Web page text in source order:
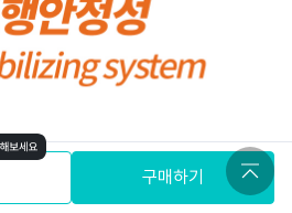
구매하기